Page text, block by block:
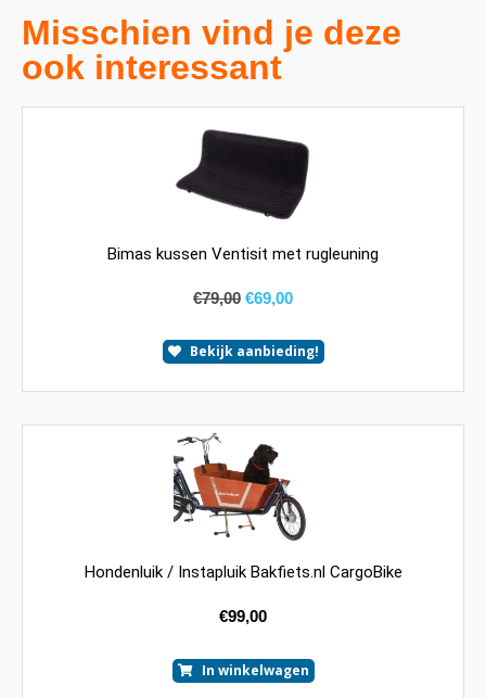
Misschien vind je deze
ook interessant
Bimas kussen Ventisit met rugleuning
€79,00 €69,00
Bekijk aanbieding!
Hondenluik / Instapluik Bakfiets.nl CargoBike
€99,00
In winkelwagen